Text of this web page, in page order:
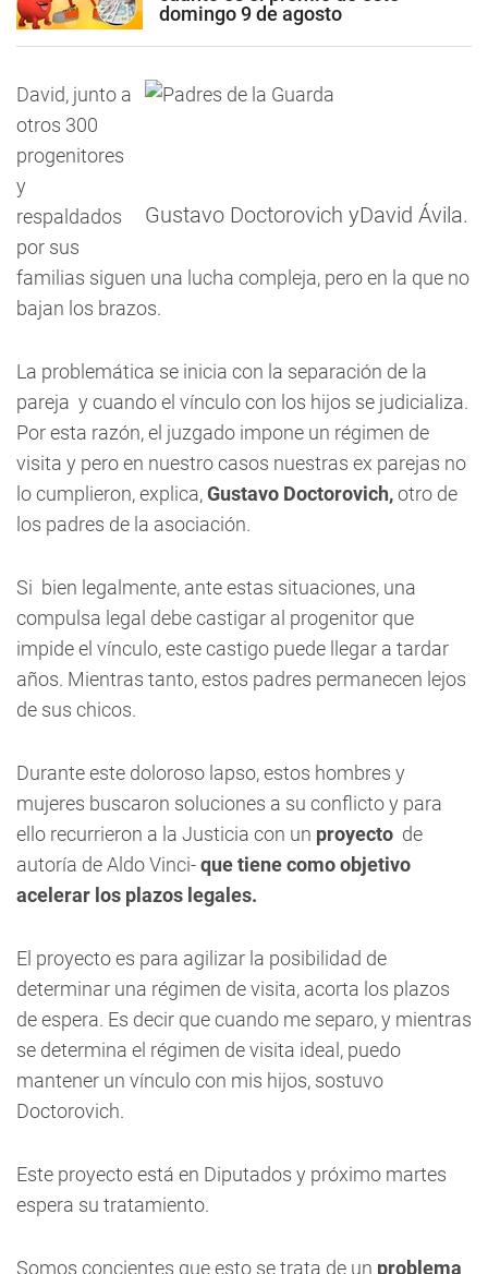
domingo 9 de agosto
Gustavo Doctorovich yDavid Ávila.
David, junto a
otros 300
progenitores
y
respaldados
por sus
familias siguen una lucha compleja, pero en la que no
bajan los brazos.
La problemática se inicia con la separación de la
pareja y cuando el vínculo con los hijos se judicializa.
Por esta razón, el juzgado impone un régimen de
visita y pero en nuestro casos nuestras ex parejas no
lo cumplieron, explica,Gustavo Doctorovich,otro de
los padres de la asociación.
Si bien legalmente, ante estas situaciones, una
compulsa legal debe castigar al progenitor que
impide el vínculo, este castigo puede llegar a tardar
años. Mientras tanto, estos padres permanecen lejos
de sus chicos.
Durante este doloroso lapso, estos hombres y
mujeres buscaron soluciones a su conflicto y para
ello recurrieron a la Justicia con un proyecto  de
autoría de Aldo Vinci-que tiene como objetivo
acelerar los plazos legales.
El proyecto es para agilizar la posibilidad de
determinar una régimen de visita, acorta los plazos
de espera. Es decir que cuando me separo, y mientras
se determina el régimen de visita ideal, puedo
mantener un vínculo con mis hijos, sostuvo
Doctorovich.
Este proyecto está en Diputados y próximo martes
espera su tratamiento.
Somos concientes que esto se trata de un problema